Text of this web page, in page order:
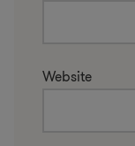
Website